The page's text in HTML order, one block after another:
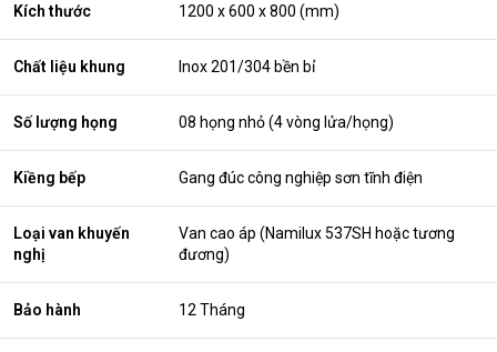
Kích thước 1200 x 600 x 800 (mm)
Chất liệu khung Inox 201/304 bền bỉ
Số lượng họng 08 họng nhỏ (4 vòng lửa/họng)
Kiềng bếp Gang đúc công nghiệp sơn tĩnh điện
Loại van khuyến
nghị
Van cao áp (Namilux 537SH hoặc tương
đương)
Bảo hành 12 Tháng